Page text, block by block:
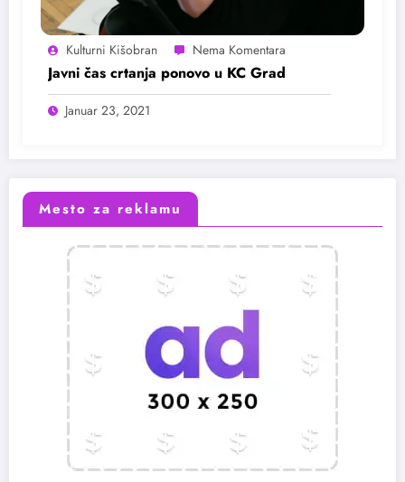
Kulturni Kišobran
Javni čas crtanja ponovo u KC Grad
Januar 23, 2021
Mesto za reklamu